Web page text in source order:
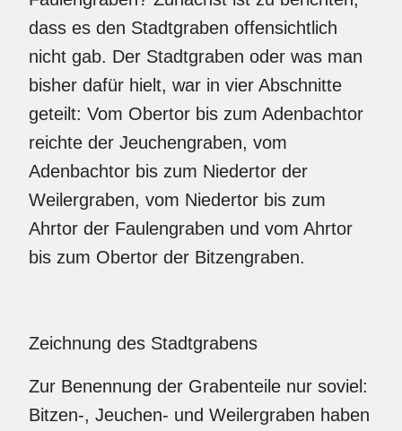
dass es den Stadtgraben offensichtlich
nicht gab. Der Stadtgraben oder was man
bisher dafür hielt, war in vier Abschnitte
geteilt: Vom Obertor bis zum Adenbachtor
reichte der Jeuchengraben, vom
Adenbachtor bis zum Niedertor der
Weilergraben, vom Niedertor bis zum
Ahrtor der Faulengraben und vom Ahrtor
bis zum Obertor der Bitzengraben.
Zeichnung des Stadtgrabens
Zur Benennung der Grabenteile nur soviel:
Bitzen-, Jeuchen- und Weilergraben haben